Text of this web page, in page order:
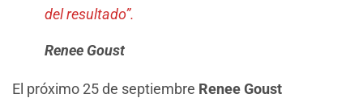
del resultado”.
Renee Goust
El próximo 25 de septiembre Renee Goust